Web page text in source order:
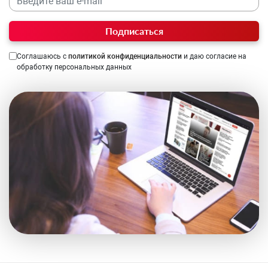
Подписаться
Соглашаюсь с политикой конфиденциальности и даю согласие на
обработку персональных данных